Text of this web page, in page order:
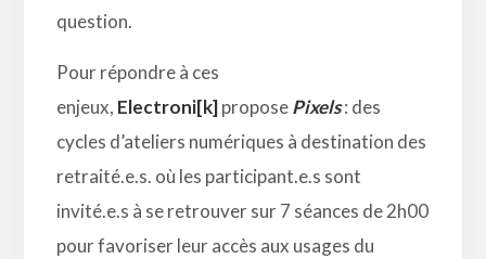
question.
Pour répondre à ces
enjeux, Electroni[k]proposePixels: des
cycles d’ateliers numériques à destination des
retraité.e.s. où les participant.e.s sont
invité.e.s à se retrouver sur 7 séances de 2h00
pour favoriser leur accès aux usages du